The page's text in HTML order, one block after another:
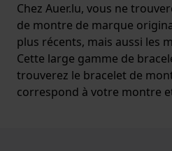
Chez Auer.lu, vous ne
de montre de marque
plus récents, mais aussi les
Cette large gamme de
trouverez le bracelet de
correspond à votre montre